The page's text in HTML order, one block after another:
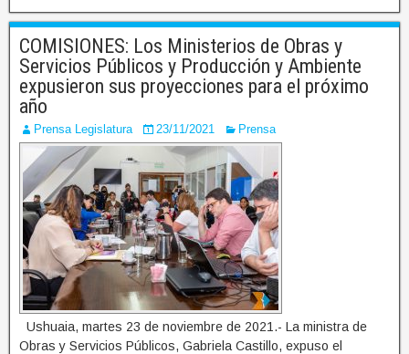
COMISIONES: Los Ministerios de Obras y
Servicios Públicos y Producción y Ambiente
expusieron sus proyecciones para el próximo
año
Prensa Legislatura 23/11/2021 Prensa
Ushuaia, martes 23 de noviembre de 2021.- La ministra de
Obras y Servicios Públicos, Gabriela Castillo, expuso el